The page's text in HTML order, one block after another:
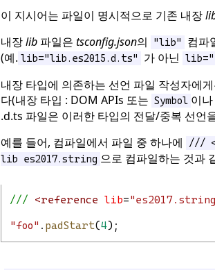
이 지시어는 파일이 명시적으로 기존 내장
내장lib 파일은 tsconfig.json의 "lib"
컴파
(예. lib="lib.es2015.d.ts" 가 아닌
내장 타입에 의존하는 선언 파일 작성자에
다(내장 타입 : DOM APIs 또는 Symbol 이나
.d.ts 파일은 이러한 타입의 전달/중복 선언
예를 들어, 컴파일에서 파일 중 하나에
///
lib es2017.string 으로 컴파일하는 것과
/// <reference lib=
"foo" . padStart(4);